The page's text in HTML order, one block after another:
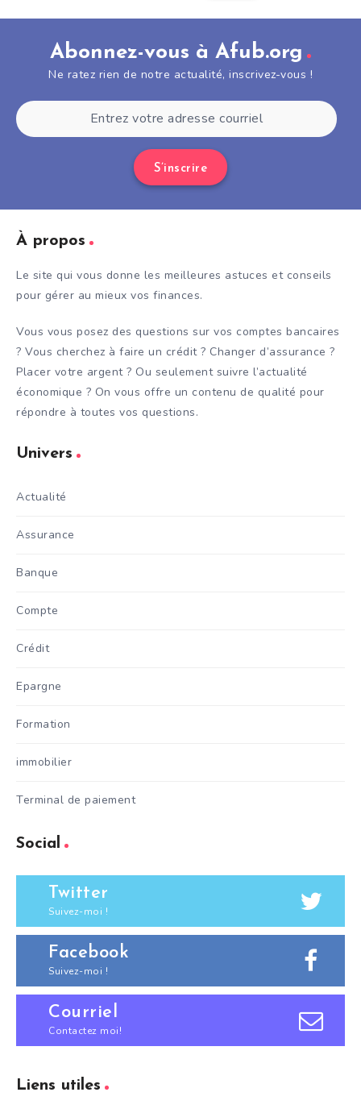
Abonnez-vous à Afub.org
Ne ratez rien de notre actualité, inscrivez-vous !
S’inscrire
À propos
Le site qui vous donne les meilleures astuces et conseils
pour gérer au mieux vos finances.
Vous vous posez des questions sur vos comptes bancaires
? Vous cherchez à faire un crédit ? Changer d’assurance ?
Placer votre argent ? Ou seulement suivre l’actualité
économique ? On vous offre un contenu de qualité pour
répondre à toutes vos questions.
Univers
Actualité
Assurance
Banque
Compte
Crédit
Epargne
Formation
immobilier
Terminal de paiement
Social
Twitter
Suivez-moi !
Facebook
Suivez-moi !
Courriel
Contactez moi!
Liens utiles